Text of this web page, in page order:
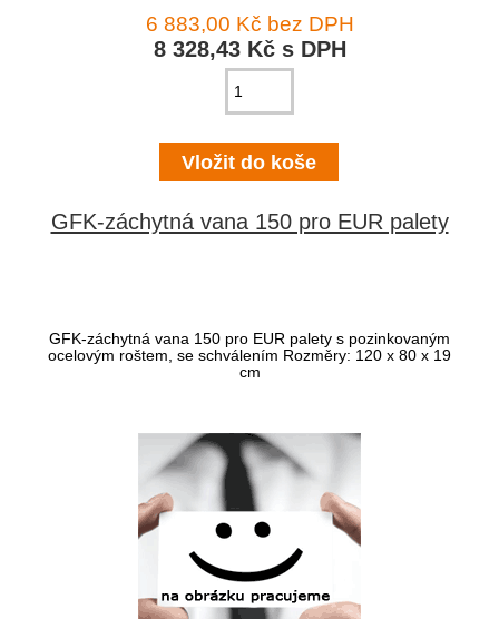
6 883,00 Kč bez DPH
8 328,43 Kč s DPH
GFK-záchytná vana 150 pro EUR palety
GFK-záchytná vana 150 pro EUR palety s pozinkovaným
ocelovým roštem, se schválením Rozměry: 120 x 80 x 19
cm